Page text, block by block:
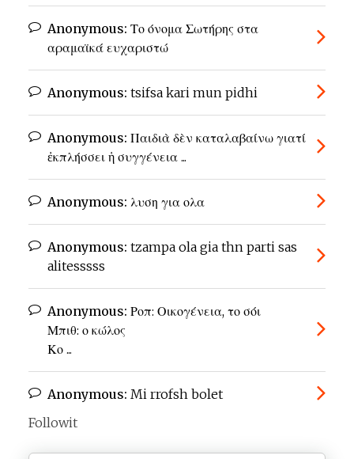
Anonymous: Το όνομα Σωτήρης στα
αραμαϊκά ευχαριστώ
Anonymous: tsifsa kari mun pidhi
Anonymous: Παιδιὰ δὲν καταλαβαίνω γιατί
ἐκπλήσσει ἡ συγγένεια ...
Anonymous: λυση για ολα
Anonymous: tzampa ola gia thn parti sas
alitesssss
Anonymous: Ροπ: Οικογένεια, το σόι
Μπιθ: ο κώλος
Κο ...
Anonymous: Mi rrofsh bolet
Followit